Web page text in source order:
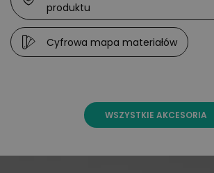
produktu
Cyfrowa mapa materiałów
WSZYSTKIE AKCESORIA